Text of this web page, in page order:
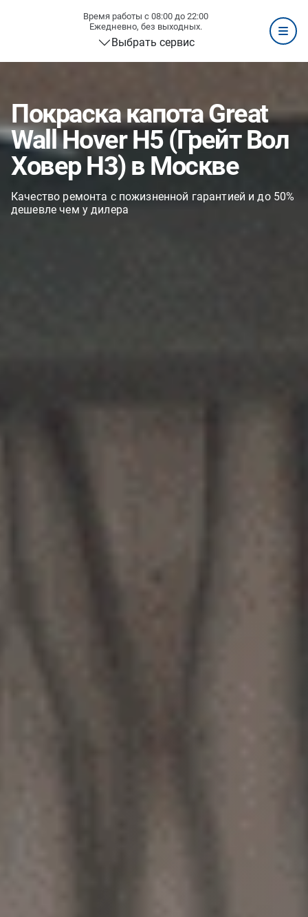
Время работы с 08:00 до 22:00
Ежедневно, без выходных.
Выбрать сервис
Покраска капота Great
Wall Hover H5 (Грейт Вол
Ховер H3) в Москве
Качество ремонта с пожизненной гарантией и до 50%
дешевле чем у дилера